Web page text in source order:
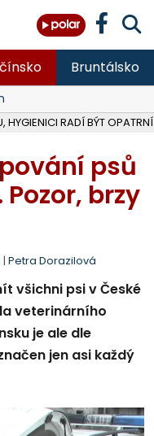
Bruntálsko
HYGIENICI RADÍ BÝT OPATRNÍ
psů
brzy
| Petra Dorazilová
všichni psi v České
veterinárního
je ale dle
jen asi každý